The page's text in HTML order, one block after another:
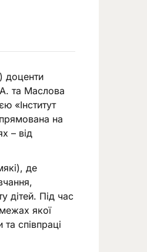
доценти
та Маслова
«Інститут
на
– від
де
дітей. Під час
якої
співпраці